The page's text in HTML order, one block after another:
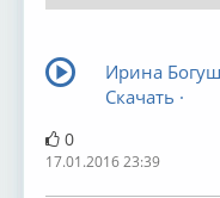
Ирина
Скачать ·
0
17.01.2016 23:39